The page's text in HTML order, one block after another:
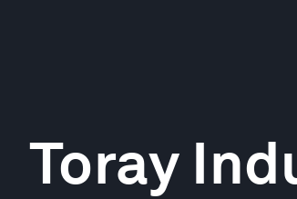
Toray